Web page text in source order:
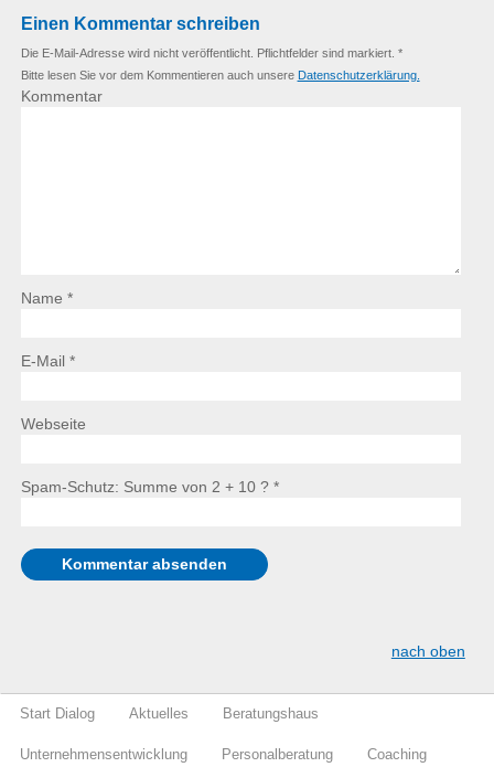
Einen Kommentar schreiben
Die E-Mail-Adresse wird nicht veröffentlicht. Pflichtfelder sind markiert. *
Bitte lesen Sie vor dem Kommentieren auch unsere Datenschutzerklärung.
Kommentar
Name *
E-Mail *
Webseite
Spam-Schutz: Summe von 2 + 10 ? *
nach oben
Start Dialog Aktuelles Beratungshaus
Unternehmensentwicklung Personalberatung Coaching